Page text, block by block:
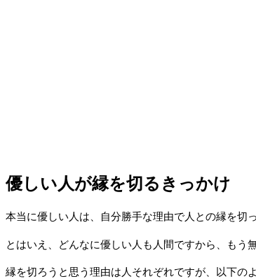
優しい人が縁を切るきっかけ
本当に優しい人は、自分勝手な理由で人との縁を切
とはいえ、どんなに優しい人も人間ですから、もう
縁を切ろうと思う理由は人それぞれですが、以下の